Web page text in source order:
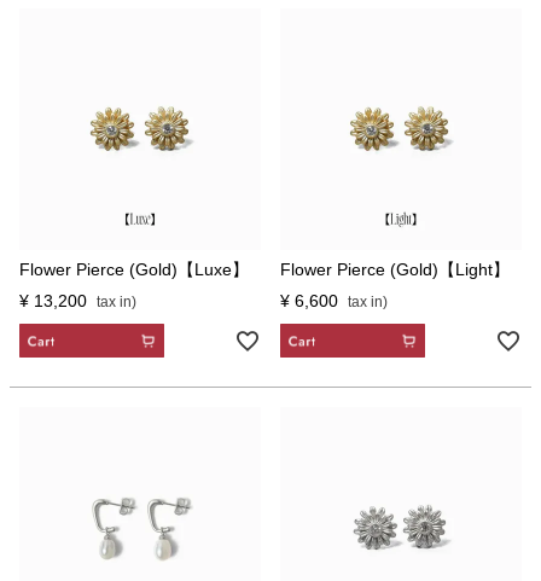
Flower Pierce (Gold)【Luxe】
¥ 13,200
Flower Pierce (Gold)【Light】
¥ 6,600